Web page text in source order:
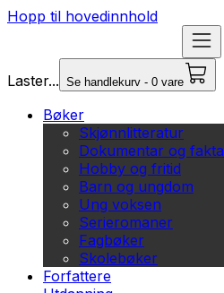
Hopp til hovedinnhold
Laster... Se handlekurv - 0 vare
Bøker
Skjønnlitteratur
Dokumentar og fakta
Hobby og fritid
Barn og ungdom
Ung voksen
Serieromaner
Fagbøker
Skolebøker
Forfattere